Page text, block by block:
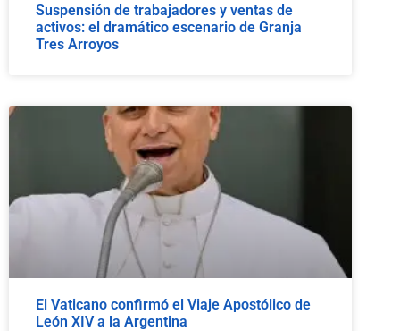
Suspensión de trabajadores y ventas de
activos: el dramático escenario de Granja
Tres Arroyos
El Vaticano confirmó el Viaje Apostólico de
León XIV a la Argentina